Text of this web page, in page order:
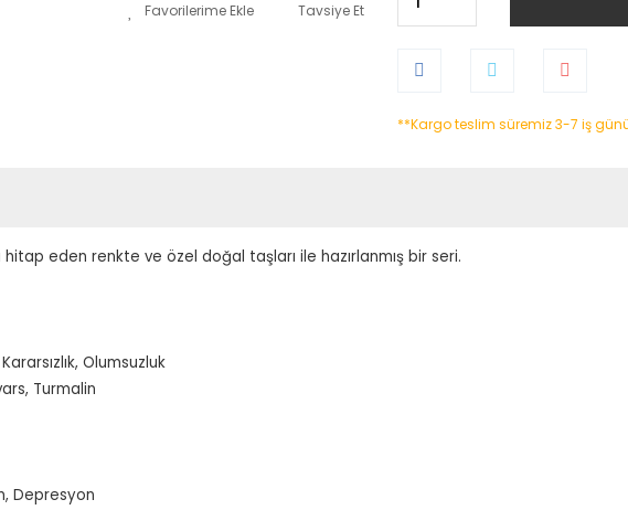
Tavsiye Et
**Kargo teslim süremiz 3-7 iş
eden renkte ve özel doğal taşları ile hazırlanmış bir seri.
Olumsuzluk
Turmalin
Depresyon